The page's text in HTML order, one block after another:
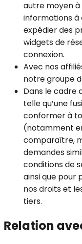
autre moyen
informations à
expédier des
widgets de
connexion.
Avec nos
notre groupe
Dans le cadre
telle qu’une
conformer à
(notamment
comparaître,
demandes
conditions de
ainsi que pour
nos droits et
tiers.
Relation